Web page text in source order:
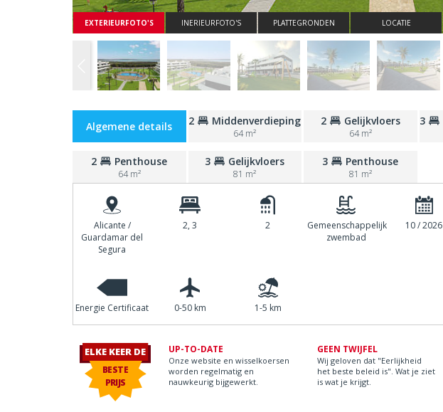
EXTERIEURFOTO'S INERIEURFOTO'S PLATTEGRONDEN LOCATIE
Algemene details 2 Middenverdieping
64 m²
2 Gelijkvloers
64 m²
3
2 Penthouse
64 m²
3 Gelijkvloers
81 m²
3 Penthouse
81 m²
Alicante /
Guardamar del
Segura
2, 3 2
Gemeenschappelijk
zwembad
10 / 2026
Energie Certificaat 0-50 km 1-5 km
ELKE KEER DE
BESTE
PRIJS
UP-TO-DATE
Onze website en wisselkoersen
worden regelmatig en
nauwkeurig bijgewerkt.
GEEN TWIJFEL
Wij geloven dat "Eerlijkheid
het beste beleid is". Wat je ziet
is wat je krijgt.